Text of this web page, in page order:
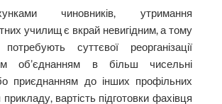
чиновників, утримання
училищ є вкрай невигідним, а тому
суттєвої реорганізації
об’єднанням в більш чисельні
приєднанням до інших профільних
вартість підготовки фахівця